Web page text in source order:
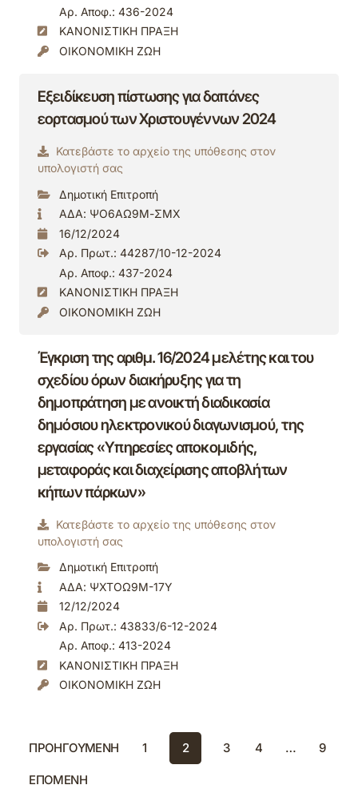
Αρ. Αποφ.: 436-2024
ΚΑΝΟΝΙΣΤΙΚΗ ΠΡΑΞΗ
ΟΙΚΟΝΟΜΙΚΗ ΖΩΗ
Εξειδίκευση πίστωσης για δαπάνες
εορτασμού των Χριστουγέννων 2024
Κατεβάστε το αρχείο της υπόθεσης στον
υπολογιστή σας
Δημοτική Επιτροπή
ΑΔΑ: ΨΟ6ΑΩ9Μ-ΣΜΧ
16/12/2024
Αρ. Πρωτ.: 44287/10-12-2024
Αρ. Αποφ.: 437-2024
ΚΑΝΟΝΙΣΤΙΚΗ ΠΡΑΞΗ
ΟΙΚΟΝΟΜΙΚΗ ΖΩΗ
Έγκριση της αριθμ. 16/2024 μελέτης και του
σχεδίου όρων διακήρυξης για τη
δημοπράτηση με ανοικτή διαδικασία
δημόσιου ηλεκτρονικού διαγωνισμού, της
εργασίας «Υπηρεσίες αποκομιδής,
μεταφοράς και διαχείρισης αποβλήτων
κήπων πάρκων»
Κατεβάστε το αρχείο της υπόθεσης στον
υπολογιστή σας
Δημοτική Επιτροπή
ΑΔΑ: ΨΧΤΟΩ9Μ-17Υ
12/12/2024
Αρ. Πρωτ.: 43833/6-12-2024
Αρ. Αποφ.: 413-2024
ΚΑΝΟΝΙΣΤΙΚΗ ΠΡΑΞΗ
ΟΙΚΟΝΟΜΙΚΗ ΖΩΗ
ΠΡΟΗΓΟΥΜΕΝΗ 1 2 3 4 … 9
ΕΠΟΜΕΝΗ